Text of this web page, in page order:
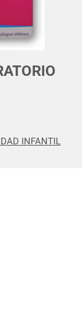
INFANTIL